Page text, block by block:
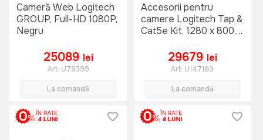
Cameră Web Logitech
GROUP, Full-HD 1080P,
Negru
25089 lei
Art: U79399
La comandă
Accesorii pentru
camere Logitech Tap &
Cat5e Kit, 1280 x 800,
29679 lei
Art: U147189
La comandă